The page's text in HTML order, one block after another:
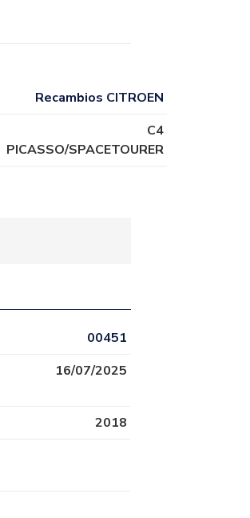
Recambios CITROEN
C4
PICASSO/SPACETOURER
00451
16/07/2025
2018